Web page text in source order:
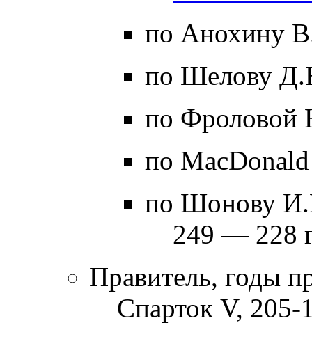
по Анохину
по Шелову
по Фроловой
по
по Шонову
249 — 228
Правитель, годы
Спарток V, 205-